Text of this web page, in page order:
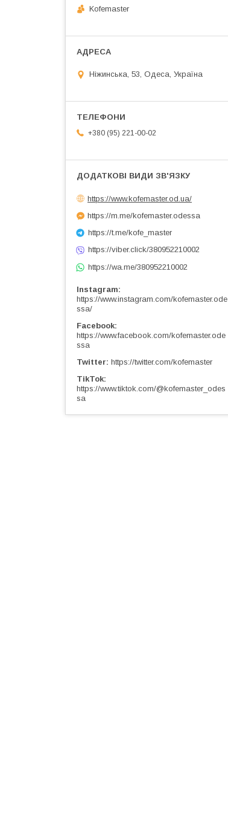
Kofemaster
Ніжинська, 53, Одеса, Україна
+380 (95) 221-00-02
https://www.kofemaster.od.ua/
https://m.me/kofemaster.odessa
https://t.me/kofe_master
https://viber.click/380952210002
https://wa.me/380952210002
Instagram
https://www.instagram.com/kofemaster.ode
ssa/
Facebook
https://www.facebook.com/kofemaster.ode
ssa
Twitter https://twitter.com/kofemaster
TikTok
https://www.tiktok.com/@kofemaster_odes
sa